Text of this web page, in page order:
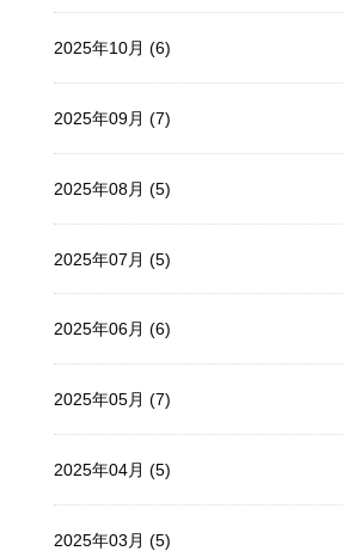
2025年10月 (6)
2025年09月 (7)
2025年08月 (5)
2025年07月 (5)
2025年06月 (6)
2025年05月 (7)
2025年04月 (5)
2025年03月 (5)